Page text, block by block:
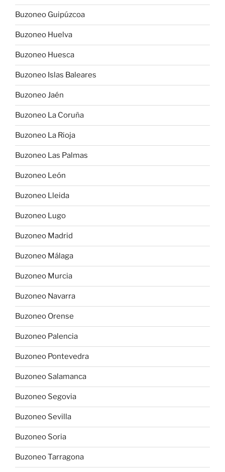
Buzoneo Guipúzcoa
Buzoneo Huelva
Buzoneo Huesca
Buzoneo Islas Baleares
Buzoneo Jaén
Buzoneo La Coruña
Buzoneo La Rioja
Buzoneo Las Palmas
Buzoneo León
Buzoneo Lleida
Buzoneo Lugo
Buzoneo Madrid
Buzoneo Málaga
Buzoneo Murcia
Buzoneo Navarra
Buzoneo Orense
Buzoneo Palencia
Buzoneo Pontevedra
Buzoneo Salamanca
Buzoneo Segovia
Buzoneo Sevilla
Buzoneo Soria
Buzoneo Tarragona